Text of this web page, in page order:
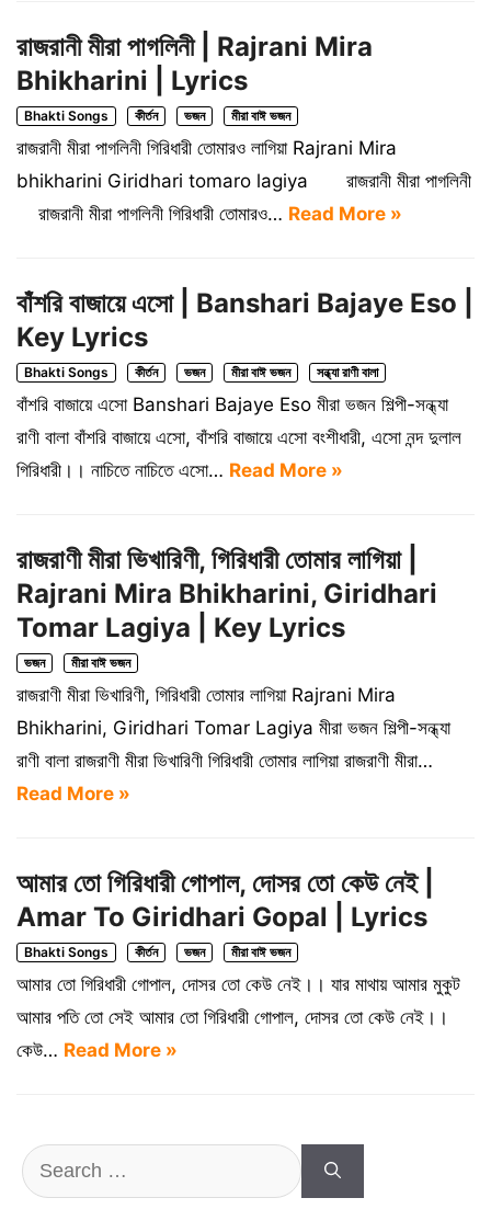
রাজরানী মীরা পাগলিনী | Rajrani Mira
Bhikharini | Lyrics
Bhakti Songs কীর্তন ভজন মীরা বাঈ ভজন
রাজরানী মীরা পাগলিনী গিরিধারী তোমারও লাগিয়া Rajrani Mira
bhikharini Giridhari tomaro lagiya রাজরানী মীরা পাগলিনী
রাজরানী মীরা পাগলিনী গিরিধারী তোমারও… Read More »
বাঁশরি বাজায়ে এসো | Banshari Bajaye Eso |
Key Lyrics
Bhakti Songs কীর্তন ভজন মীরা বাঈ ভজন সন্ধ্যা রাণী বালা
বাঁশরি বাজায়ে এসো Banshari Bajaye Eso মীরা ভজন শিল্পী-সন্ধ্যা
রাণী বালা বাঁশরি বাজায়ে এসো, বাঁশরি বাজায়ে এসো বংশীধারী, এসো নন্দ দুলাল
গিরিধারী।। নাচিতে নাচিতে এসো… Read More »
রাজরাণী মীরা ভিখারিণী, গিরিধারী তোমার লাগিয়া |
Rajrani Mira Bhikharini, Giridhari
Tomar Lagiya | Key Lyrics
ভজন মীরা বাঈ ভজন
রাজরাণী মীরা ভিখারিণী, গিরিধারী তোমার লাগিয়া Rajrani Mira
Bhikharini, Giridhari Tomar Lagiya মীরা ভজন শিল্পী-সন্ধ্যা
রাণী বালা রাজরাণী মীরা ভিখারিণী গিরিধারী তোমার লাগিয়া রাজরাণী মীরা…
Read More »
আমার তো গিরিধারী গোপাল, দোসর তো কেউ নেই |
Amar To Giridhari Gopal | Lyrics
Bhakti Songs কীর্তন ভজন মীরা বাঈ ভজন
আমার তো গিরিধারী গোপাল, দোসর তো কেউ নেই।। যার মাথায় আমার মুকুট
আমার পতি তো সেই আমার তো গিরিধারী গোপাল, দোসর তো কেউ নেই।।
কেউ… Read More »
Search
for: